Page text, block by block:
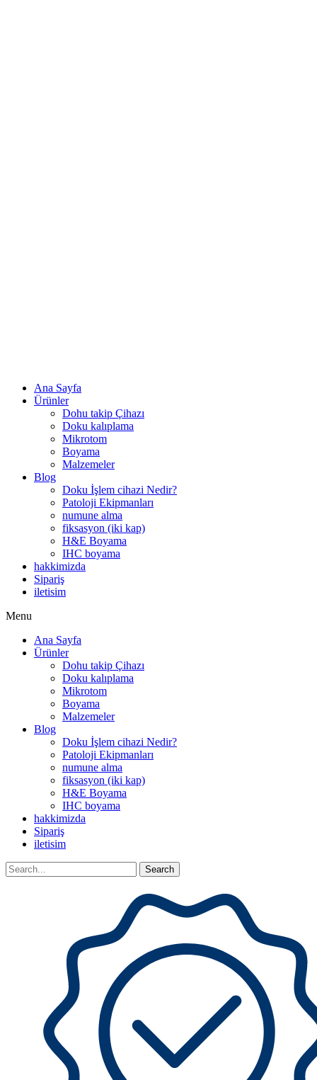
Ana Sayfa
Ürünler
Dohu takip Çihazı
Doku kalıplama
Mikrotom
Boyama
Malzemeler
Blog
Doku İşlem cihazi Nedir?
Patoloji Ekipmanları
numune alma
fiksasyon (iki kap)
H&E Boyama
IHC boyama
hakkimizda
Sipariş
iletisim
Menu
Ana Sayfa
Ürünler
Dohu takip Çihazı
Doku kalıplama
Mikrotom
Boyama
Malzemeler
Blog
Doku İşlem cihazi Nedir?
Patoloji Ekipmanları
numune alma
fiksasyon (iki kap)
H&E Boyama
IHC boyama
hakkimizda
Sipariş
iletisim
Search